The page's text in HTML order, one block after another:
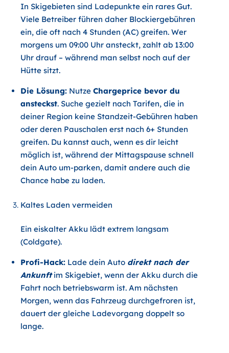
In Skigebieten sind Ladepunkte ein rares Gut.
Viele Betreiber führen daher Blockiergebühren
ein, die oft nach 4 Stunden (AC) greifen. Wer
morgens um 09:00 Uhr ansteckt, zahlt ab 13:00
Uhr drauf – während man selbst noch auf der
Hütte sitzt.
Die Lösung: Nutze Chargeprice bevor du
ansteckst. Suche gezielt nach Tarifen, die in
deiner Region keine Standzeit-Gebühren haben
oder deren Pauschalen erst nach 6+ Stunden
greifen. Du kannst auch, wenn es dir leicht
möglich ist, während der Mittagspause schnell
dein Auto um-parken, damit andere auch die
Chance habe zu laden.
Kaltes Laden vermeiden
Ein eiskalter Akku lädt extrem langsam
(Coldgate).
Profi-Hack: Lade dein Auto direkt nach der
Ankunft im Skigebiet, wenn der Akku durch die
Fahrt noch betriebswarm ist. Am nächsten
Morgen, wenn das Fahrzeug durchgefroren ist,
dauert der gleiche Ladevorgang doppelt so
lange.